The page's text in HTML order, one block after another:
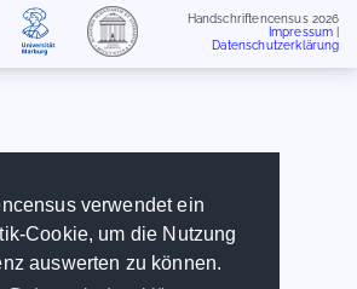
verwendet ein
Cookie, um die Nutzung
auswerten zu können.
Handschriftencensus 2026
Impressum
Datenschutzerklärung